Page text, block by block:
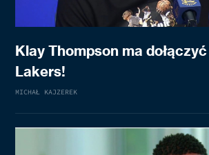
Klay Thompson ma
Lakers!
MICHAŁ KAJZEREK